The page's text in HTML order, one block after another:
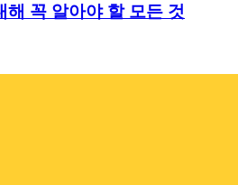
해 꼭 알아야 할 모든 것